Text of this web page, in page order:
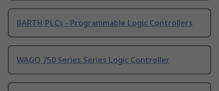
BARTH PLCs - Programmable Logic Controllers
WAGO 750 Series Series Logic Controller